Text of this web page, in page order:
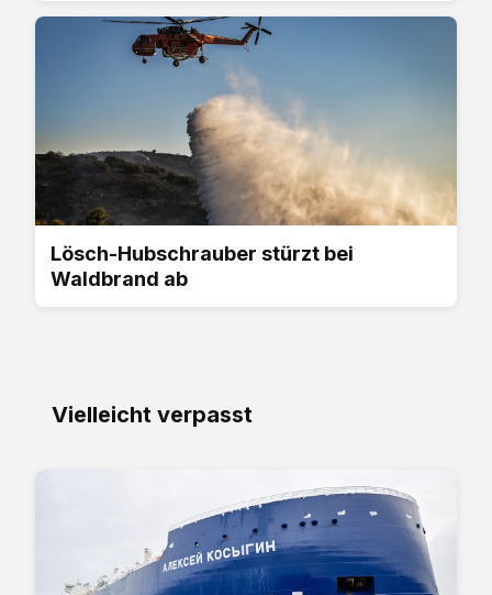
Lösch-Hubschrauber stürzt bei
Waldbrand ab
Vielleicht verpasst